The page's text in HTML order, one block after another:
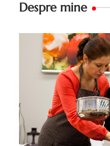
Despre mine